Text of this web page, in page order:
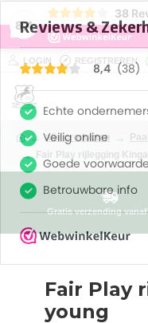
8,4
38
LOGIN REGISTREREN
alle producten
Fair Play rijlegging
Gratis verzending vanaf
Fair Play
young